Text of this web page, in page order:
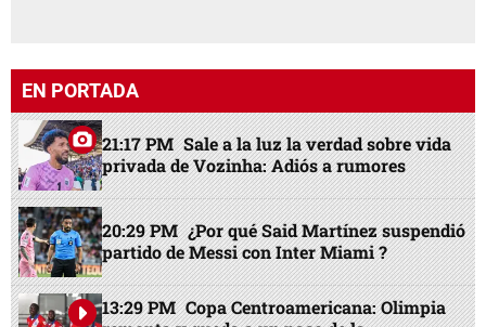
EN PORTADA
21:17 PM Sale a la luz la verdad sobre vida
privada de Vozinha: Adiós a rumores
20:29 PM ¿Por qué Said Martínez suspendió
partido de Messi con Inter Miami ?
13:29 PM Copa Centroamericana: Olimpia